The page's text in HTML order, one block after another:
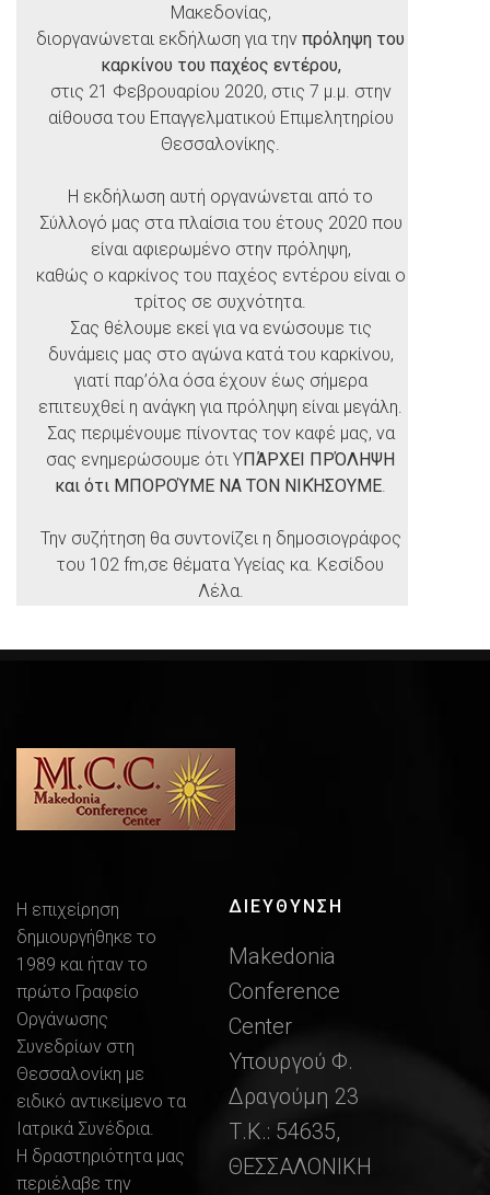
Μακεδονίας,
διοργανώνεται εκδήλωση για την πρόληψη του
καρκίνου του παχέος εντέρου,
στις 21 Φεβρουαρίου 2020, στις 7 μ.μ. στην
αίθουσα του Επαγγελματικού Επιμελητηρίου
Θεσσαλονίκης.
Η εκδήλωση αυτή οργανώνεται από το
Σύλλογό μας στα πλαίσια του έτους 2020 που
είναι αφιερωμένο στην πρόληψη,
καθώς ο καρκίνος του παχέος εντέρου είναι ο
τρίτος σε συχνότητα.
Σας θέλουμε εκεί για να ενώσουμε τις
δυνάμεις μας στο αγώνα κατά του καρκίνου,
γιατί παρ’όλα όσα έχουν έως σήμερα
επιτευχθεί η ανάγκη για πρόληψη είναι μεγάλη.
Σας περιμένουμε πίνοντας τον καφέ μας, να
σας ενημερώσουμε ότι ΥΠΆΡΧΕΙ ΠΡΌΛΗΨΗ
και ότι ΜΠΟΡΟΎΜΕ ΝΑ ΤΟΝ ΝΙΚΉΣΟΥΜΕ.
Την συζήτηση θα συντονίζει η δημοσιογράφος
του 102 fm,σε θέματα Υγείας κα. Κεσίδου
Λέλα.
Η επιχείρηση
δημιουργήθηκε το
1989 και ήταν το
πρώτο Γραφείο
Οργάνωσης
Συνεδρίων στη
Θεσσαλονίκη με
ειδικό αντικείμενο τα
Ιατρικά Συνέδρια.
Η δραστηριότητα μας
περιέλαβε την
ΔΙΕΎΘΥΝΣΗ
Makedonia
Conference
Center
Υπουργού Φ.
Δραγούμη 23
Τ.Κ.: 54635,
ΘΕΣΣΑΛΟΝΙΚΗ